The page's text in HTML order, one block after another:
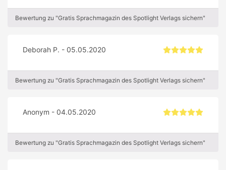
Bewertung zu "Gratis Sprachmagazin des Spotlight Verlags sichern"
Deborah P. - 05.05.2020
Bewertung zu "Gratis Sprachmagazin des Spotlight Verlags sichern"
Anonym - 04.05.2020
Bewertung zu "Gratis Sprachmagazin des Spotlight Verlags sichern"